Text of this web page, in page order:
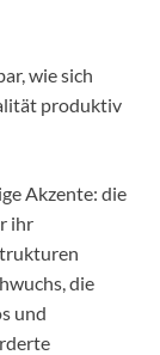
wie sich
produktiv
Akzente: die
ihr
die
und